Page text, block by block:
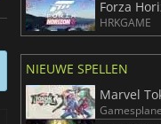
Forza
HRKGAME
NIEUWE SPELLEN
Marvel